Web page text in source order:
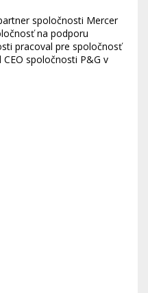
spoločnosti Mercer
na podporu
pracoval pre spoločnosť
spoločnosti P&G v